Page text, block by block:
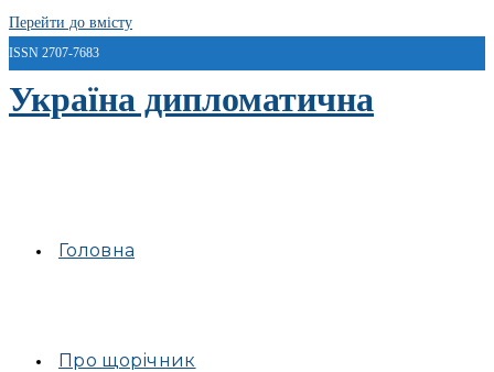
Перейти до вмісту
ISSN 2707-7683
Україна дипломатична
Головна
Про щорічник